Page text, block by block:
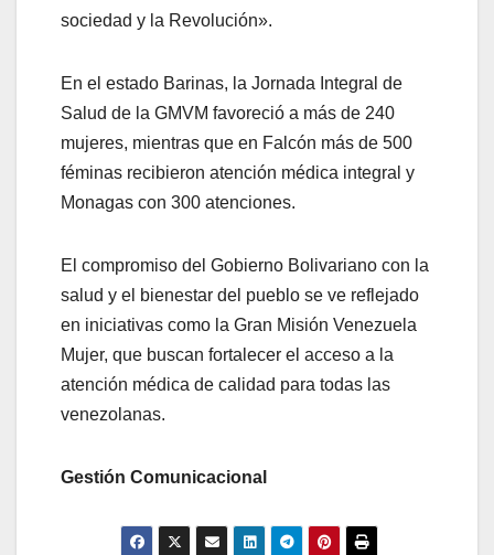
sociedad y la Revolución».
En el estado Barinas, la Jornada Integral de
Salud de la GMVM favoreció a más de 240
mujeres, mientras que en Falcón más de 500
féminas recibieron atención médica integral y
Monagas con 300 atenciones.
El compromiso del Gobierno Bolivariano con la
salud y el bienestar del pueblo se ve reflejado
en iniciativas como la Gran Misión Venezuela
Mujer, que buscan fortalecer el acceso a la
atención médica de calidad para todas las
venezolanas.
Gestión Comunicacional